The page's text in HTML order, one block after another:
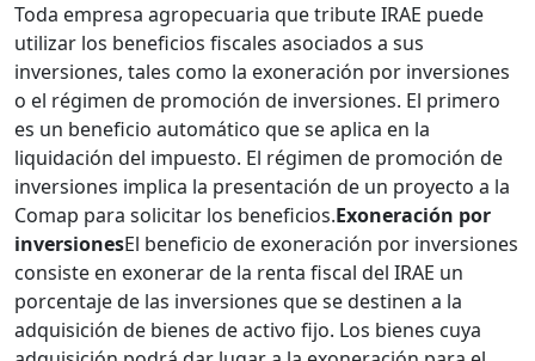
Toda empresa agropecuaria que tribute IRAE puede
utilizar los beneficios fiscales asociados a sus
inversiones, tales como la exoneración por inversiones
o el régimen de promoción de inversiones. El primero
es un beneficio automático que se aplica en la
liquidación del impuesto. El régimen de promoción de
inversiones implica la presentación de un proyecto a la
Comap para solicitar los beneficios.Exoneración por
inversionesEl beneficio de exoneración por inversiones
consiste en exonerar de la renta fiscal del IRAE un
porcentaje de las inversiones que se destinen a la
adquisición de bienes de activo fijo. Los bienes cuya